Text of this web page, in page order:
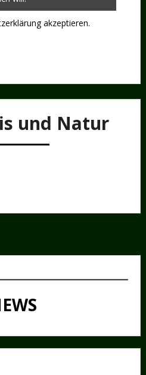
akzeptieren.
und Natur